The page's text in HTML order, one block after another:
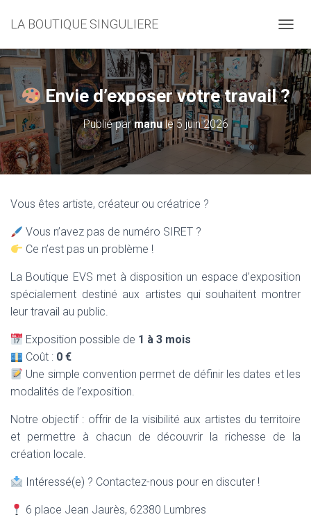
LA BOUTIQUE SINGULIERE
É
L
I
E
R
L
A
N
N
Envie d’exposer votre travail ?
Publié parmanule 5 juin 2026
Vous êtes artiste, créateur ou créatrice ?
Vous n’avez pas de numéro SIRET ?
Ce n’est pas un problème !
La Boutique EVS met à disposition un espace d’exposition
spécialement destiné aux artistes qui souhaitent montrer
leur travail au public.
Exposition possible de 1 à 3 mois
Coût : 0 €
Une simple convention permet de définir les dates et les
modalités de l’exposition.
Notre objectif : offrir de la visibilité aux artistes du territoire
et permettre à chacun de découvrir la richesse de la
création locale.
Intéressé(e) ? Contactez-nous pour en discuter !
6 place Jean Jaurès, 62380 Lumbres